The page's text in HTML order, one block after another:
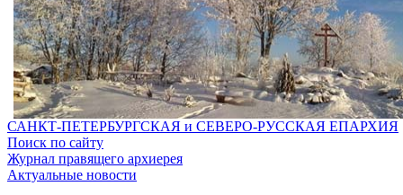
САНКТ-ПЕТЕРБУРГСКАЯ и СЕВЕРО-РУССКАЯ ЕПАРХИЯ
Поиск по сайту
Журнал правящего архиерея
Актуальные новости